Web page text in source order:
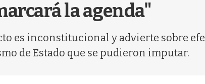
la agenda"
es inconstitucional y advierte sobre
de Estado que se pudieron imputar.